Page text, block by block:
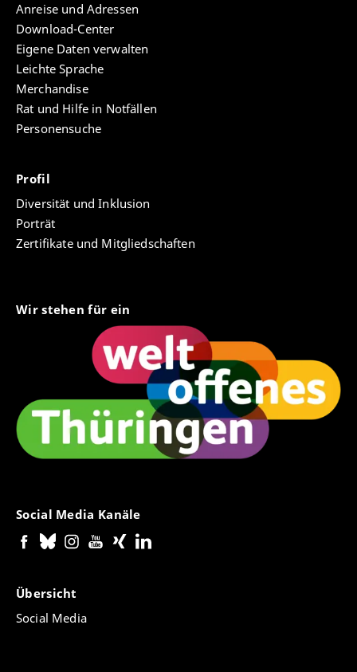
Anreise und Adressen
Download-Center
Eigene Daten verwalten
Leichte Sprache
Merchandise
Rat und Hilfe in Notfällen
Personensuche
Profil
Diversität und Inklusion
Porträt
Zertifikate und Mitgliedschaften
Wir stehen für ein
Social Media Kanäle
Übersicht
Social Media